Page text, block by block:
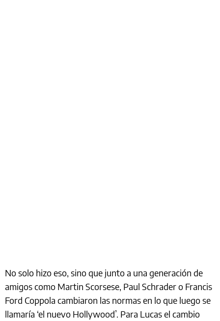
No solo hizo eso, sino que junto a una generación de
amigos como Martin Scorsese, Paul Schrader o Francis
Ford Coppola cambiaron las normas en lo que luego se
llamaría ‘el nuevo Hollywood’. Para Lucas el cambio